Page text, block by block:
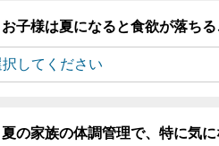
お子様は夏になると食欲が落ち
夏の家族の体調管理で、特に気